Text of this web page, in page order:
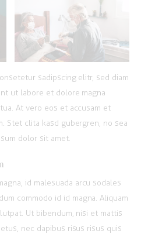
sadipscing elitr, sed diam
ut labore et dolore magna
At vero eos et accusam et
Stet clita kasd gubergren, no sea
dolor sit amet.
id malesuada arcu sodales
commodo id id magna. Aliquam
Ut bibendum, nisi et mattis
nec dapibus risus risus quis